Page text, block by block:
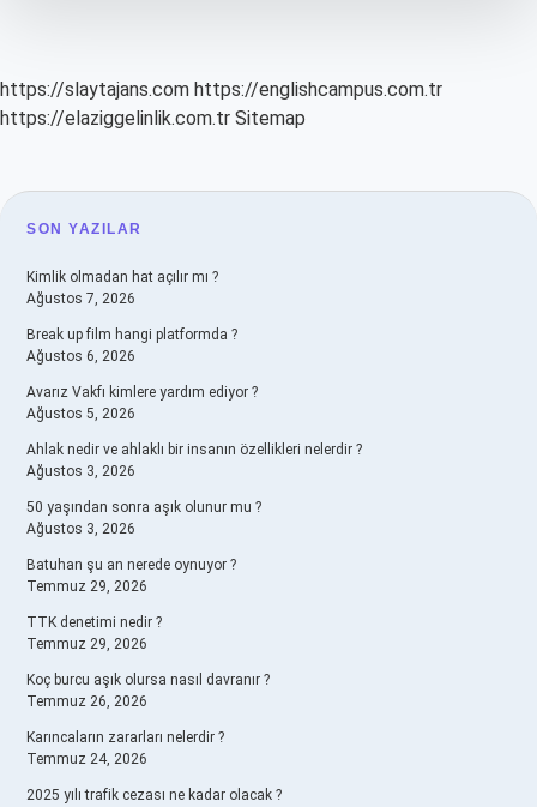
https://slaytajans.com https://englishcampus.com.tr
https://elaziggelinlik.com.tr Sitemap
SIDEBAR
SON YAZILAR
Kimlik olmadan hat açılır mı ?
Ağustos 7, 2026
Break up film hangi platformda ?
Ağustos 6, 2026
Avarız Vakfı kimlere yardım ediyor ?
Ağustos 5, 2026
Ahlak nedir ve ahlaklı bir insanın özellikleri nelerdir ?
Ağustos 3, 2026
50 yaşından sonra aşık olunur mu ?
Ağustos 3, 2026
Batuhan şu an nerede oynuyor ?
Temmuz 29, 2026
TTK denetimi nedir ?
Temmuz 29, 2026
Koç burcu aşık olursa nasıl davranır ?
Temmuz 26, 2026
Karıncaların zararları nelerdir ?
Temmuz 24, 2026
2025 yılı trafik cezası ne kadar olacak ?